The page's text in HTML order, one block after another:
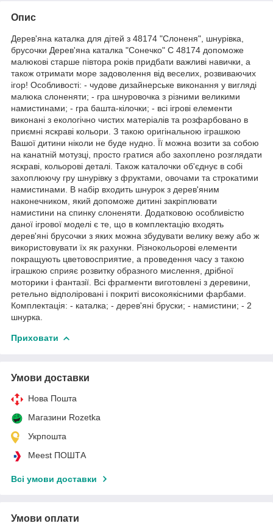
Опис
Дерев'яна каталка для дітей з 48174 "Слоненя", шнурівка,
брусочки Дерев'яна каталка "Сонечко" C 48174 допоможе
малюкові старше півтора років придбати важливі навички, а
також отримати море задоволення від веселих, розвиваючих
ігор! Особливості: - чудове дизайнерське виконання у вигляді
малюка слоненяти; - гра шнуровочка з різними великими
намистинами; - гра башта-кілочки; - всі ігрові елементи
виконані з екологічно чистих матеріалів та розфарбовано в
приємні яскраві кольори. З такою оригінальною іграшкою
Вашої дитини ніколи не буде нудно. Її можна возити за собою
на канатній мотузці, просто гратися або захоплено розглядати
яскраві, кольорові деталі. Також каталочки об'єднує в собі
захоплюючу гру шнурівку з фруктами, овочами та строкатими
намистинами. В набір входить шнурок з дерев'яним
наконечником, який допоможе дитині закріплювати
намистини на спинку слоненяти. Додатковою особливістю
даної ігрової моделі є те, що в комплектацію входять
дерев'яні брусочки з яких можна збудувати велику вежу або ж
використовувати їх як рахунки. Різнокольорові елементи
покращують цветовосприятие, а проведення часу з такою
іграшкою сприяє розвитку образного мислення, дрібної
моторики і фантазії. Всі фрагменти виготовлені з деревини,
ретельно відполіровані і покриті високоякісними фарбами.
Комплектація: - каталка; - дерев'яні бруски; - намистини; - 2
шнурка.
Приховати
Умови доставки
Нова Пошта
Магазини Rozetka
Укрпошта
Meest ПОШТА
Всі умови доставки
Умови оплати